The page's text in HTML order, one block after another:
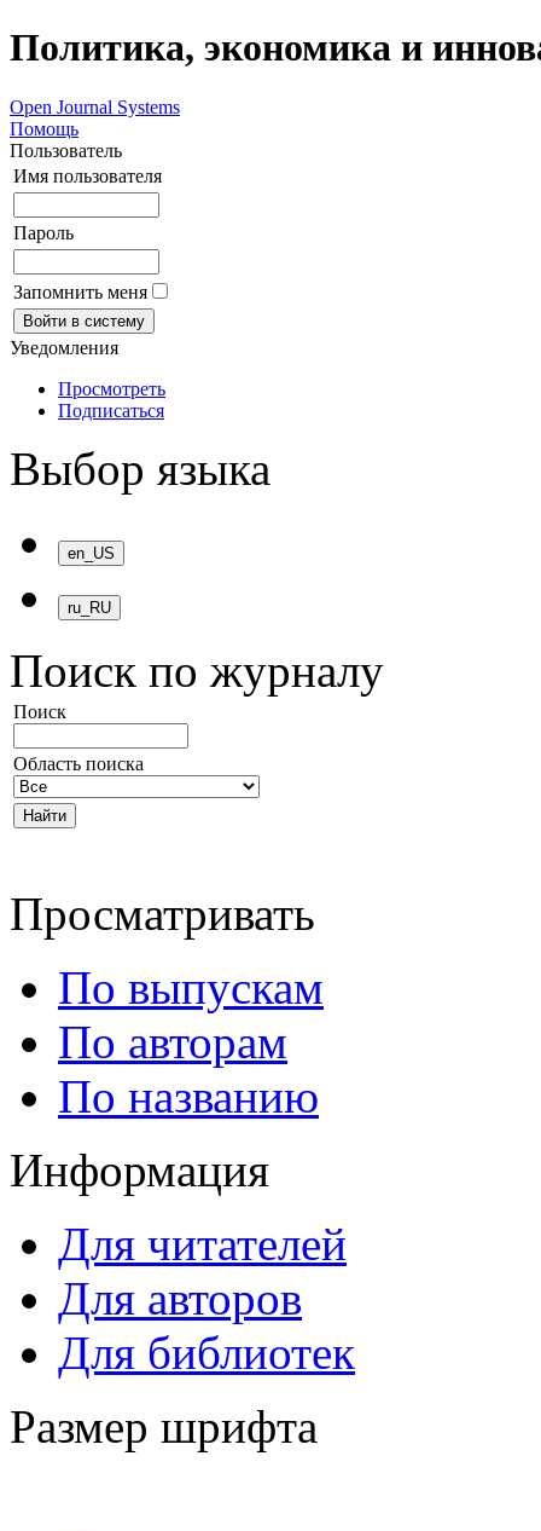
Политика, экономика и
Open Journal Systems
Помощь
Пользователь
Имя пользователя
Пароль
Запомнить меня
Уведомления
Просмотреть
Подписаться
Выбор языка
Поиск по журналу
Поиск
Область поиска
Просматривать
По выпускам
По авторам
По названию
Информация
Для читателей
Для авторов
Для библиотек
Размер шрифта